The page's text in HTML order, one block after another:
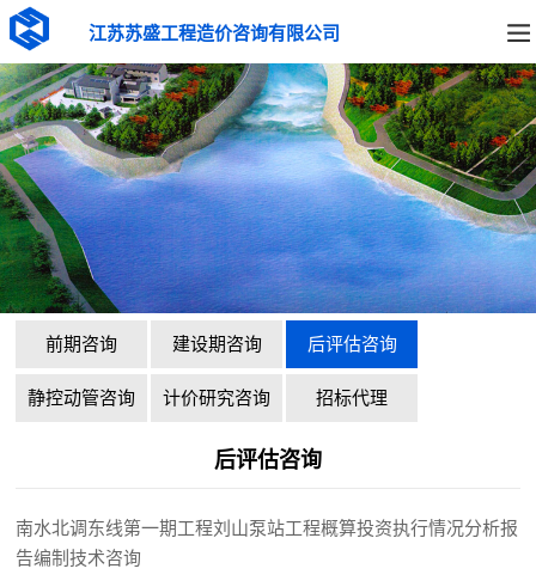
江苏苏盛工程造价咨询有限公司
前期咨询 建设期咨询 后评估咨询
静控动管咨询 计价研究咨询 招标代理
后评估咨询
南水北调东线第一期工程刘山泵站工程概算投资执行情况分析报
告编制技术咨询